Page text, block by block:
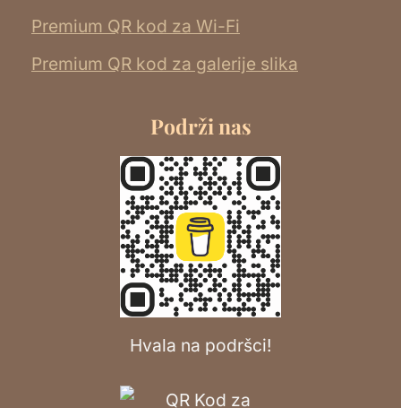
Premium QR kod za Wi-Fi
Premium QR kod za galerije slika
Podrži nas
Hvala na podršci!